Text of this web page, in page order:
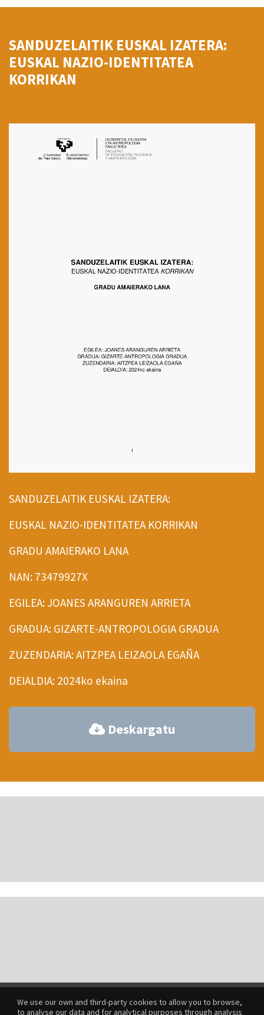
We use our own and third-party cookies to allow you to browse,
to analyse our data and for analytical purposes through analysis
SANDUZELAITIK EUSKAL IZATERA:
EUSKAL NAZIO-IDENTITATEA
KORRIKAN
SANDUZELAITIK EUSKAL IZATERA:
EUSKAL NAZIO-IDENTITATEA KORRIKAN
GRADU AMAIERAKO LANA
NAN: 73479927X
EGILEA: JOANES ARANGUREN ARRIETA
GRADUA: GIZARTE-ANTROPOLOGIA GRADUA
ZUZENDARIA: AITZPEA LEIZAOLA EGAÑA
DEIALDIA: 2024ko ekaina
Deskargatu